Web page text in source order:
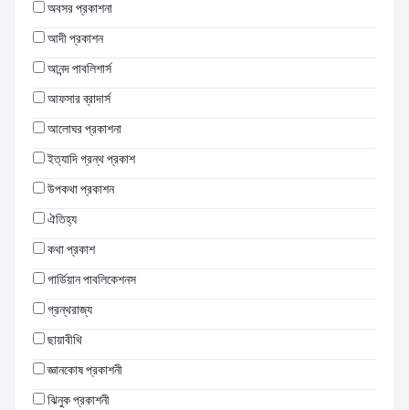
অবসর প্রকাশনা
আদী প্রকাশন
আনন্দ পাবলিশার্স
আফসার ব্রাদার্স
আলোঘর প্রকাশনা
ইত্যাদি গ্রন্থ প্রকাশ
উপকথা প্রকাশন
ঐতিহ্য
কথা প্রকাশ
গার্ডিয়ান পাবলিকেশনস
গ্রন্থরাজ্য
ছায়াবীথি
জ্ঞানকোষ প্রকাশনী
ঝিনুক প্রকাশনী